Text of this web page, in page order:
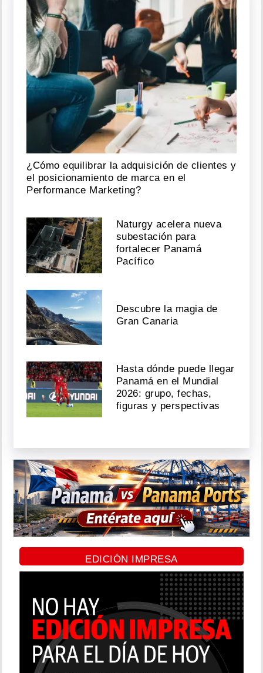
¿Cómo equilibrar la adquisición de clientes y
el posicionamiento de marca en el
Performance Marketing?
Naturgy acelera nueva
subestación para
fortalecer Panamá
Pacífico
Descubre la magia de
Gran Canaria
Hasta dónde puede llegar
Panamá en el Mundial
2026: grupo, fechas,
figuras y perspectivas
EDICIÓN IMPRESA